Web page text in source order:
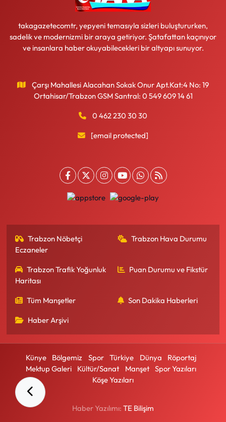
takagazetecomtr, yepyeni temasıyla sizleri buluştururken,
sadelik ve modernizmi bir araya getiriyor. Şatafattan kaçınıyor
ve insanlara haber okuyabilecekleri bir altyapı sunuyor.
Çarşı Mahallesi Alacahan Sokak Onur Apt.Kat:4 No: 19
Ortahisar/Trabzon GSM Santral: 0 549 609 14 61
0 462 230 30 30
[email protected]
Trabzon Nöbetçi
Eczaneler
Trabzon Hava Durumu
Trabzon Trafik Yoğunluk
Haritası
Puan Durumu ve Fikstür
Tüm Manşetler Son Dakika Haberleri
Haber Arşivi
Künye Bölgemiz Spor Türkiye Dünya
Röportaj
Mektup Galeri
Kültür/Sanat Manşet
Spor Yazıları
Köşe Yazıları
Haber Yazılımı: TE Bilişim